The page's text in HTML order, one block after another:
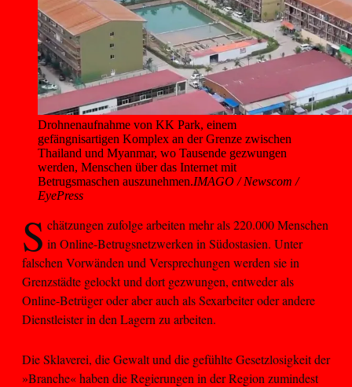
Drohnenaufnahme von KK Park, einem
gefängnisartigen Komplex an der Grenze zwischen
Thailand und Myanmar, wo Tausende gezwungen
werden, Menschen über das Internet mit
Betrugsmaschen auszunehmen.IMAGO / Newscom /
EyePress
S chätzungen zufolge arbeiten mehr als 220.000 Menschen
in Online-Betrugsnetzwerken in Südostasien. Unter
falschen Vorwänden und Versprechungen werden sie in
Grenzstädte gelockt und dort gezwungen, entweder als
Online-Betrüger oder aber auch als Sexarbeiter oder andere
Dienstleister in den Lagern zu arbeiten.
Die Sklaverei, die Gewalt und die gefühlte Gesetzlosigkeit der
»Branche« haben die Regierungen in der Region zumindest